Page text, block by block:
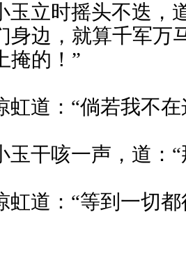
立时摇头不迭，
身边，就算千军万
掩的！”
道：“倘若我不在
干咳一声，道：“
道：“等到一切